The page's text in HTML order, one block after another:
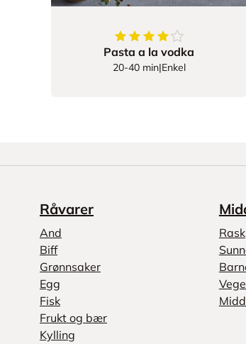
4.419354838709677
Pasta a la vodka
20-40 min|Enkel
Råvarer
And
Biff
Grønnsaker
Egg
Fisk
Frukt og bær
Kylling
Rask